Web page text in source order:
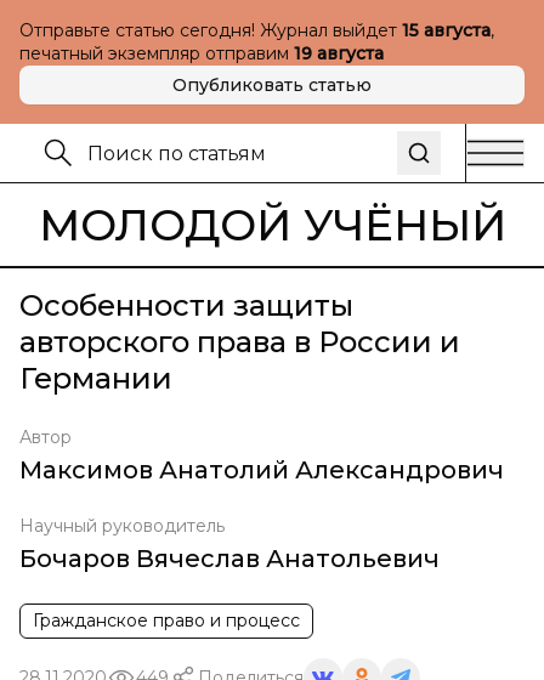
Отправьте статью сегодня! Журнал выйдет 15 августа,
печатный экземпляр отправим 19 августа
Опубликовать статью
МОЛОДОЙ УЧЁНЫЙ
Особенности защиты
авторского права в России и
Германии
Автор
Максимов Анатолий Александрович
Научный руководитель
Бочаров Вячеслав Анатольевич
Гражданское право и процесс